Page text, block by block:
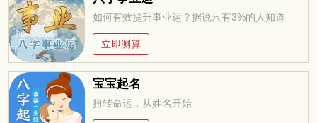
如何有效提升事业运？据说只有3%的人知道
立即测算
宝宝起名
扭转命运，从姓名开始